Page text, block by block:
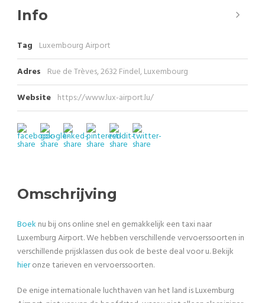
Info
Tag Luxembourg Airport
Adres Rue de Trèves, 2632 Findel, Luxembourg
Website https://www.lux-airport.lu/
Omschrijving
Boek nu bij ons online snel en gemakkelijk een taxi naar
Luxemburg Airport. We hebben verschillende vervoerssoorten in
verschillende prijsklassen dus ook de beste deal voor u. Bekijk
hieronze tarieven en vervoerssoorten.
De enige internationale luchthaven van het land is Luxemburg